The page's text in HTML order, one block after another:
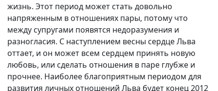
жизнь. Этот период может стать довольно
напряженным в отношениях пары, потому что
между супругами появятся недоразумения и
разногласия. С наступлением весны сердце Льва
оттает, и он может всем сердцем принять новую
любовь, или сделать отношения в паре глубже и
прочнее. Наиболее благоприятным периодом для
развития личных отношений Льва будет конец 2012